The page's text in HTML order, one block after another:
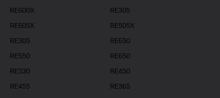
RE600X
RE305
RE605X
RE505X
RE305
RE650
RE550
RE650
RE330
RE450
RE455
RE365